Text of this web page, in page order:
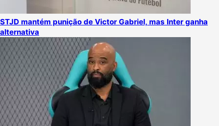
STJD mantém punição de Victor Gabriel, mas Inter ganha
alternativa